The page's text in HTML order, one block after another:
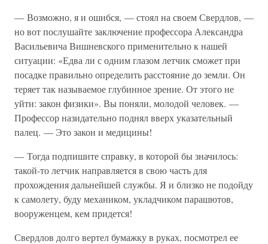
— Возможно, я и ошибся, — стоял на своем Свердлов, —
но вот послушайте заключение профессора Александра
Васильевича Вишневского применительно к нашей
ситуации: «Едва ли с одним глазом летчик сможет при
посадке правильно определить расстояние до земли. Он
теряет так называемое глубинное зрение. От этого не
уйти: закон физики». Вы поняли, молодой человек. —
Профессор назидательно поднял вверх указательный
палец. — Это закон и медицины!
— Тогда подпишите справку, в которой бы значилось:
такой-то летчик направляется в свою часть для
прохождения дальнейшей службы. Я и близко не подойду
к самолету, буду механиком, укладчиком парашютов,
вооруженцем, кем придется!
Свердлов долго вертел бумажку в руках, посмотрел ее